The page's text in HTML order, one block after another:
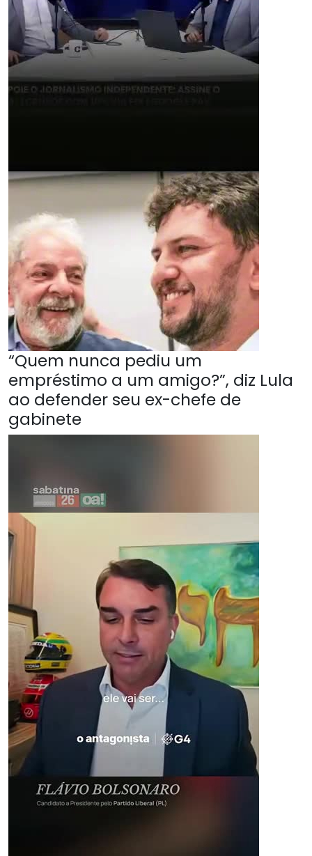
“Quem nunca pediu um
empréstimo a um amigo?”, diz Lula
ao defender seu ex-chefe de
gabinete